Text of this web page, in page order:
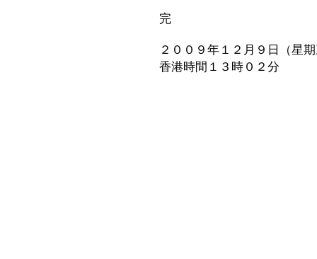
完
２００９年１２月９日（星
香港時間１３時０２分